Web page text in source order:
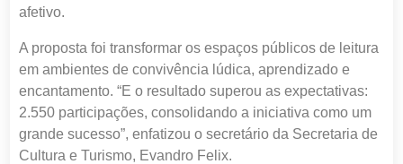
afetivo.
A proposta foi transformar os espaços públicos de leitura
em ambientes de convivência lúdica, aprendizado e
encantamento. “E o resultado superou as expectativas:
2.550 participações, consolidando a iniciativa como um
grande sucesso”, enfatizou o secretário da Secretaria de
Cultura e Turismo, Evandro Felix.